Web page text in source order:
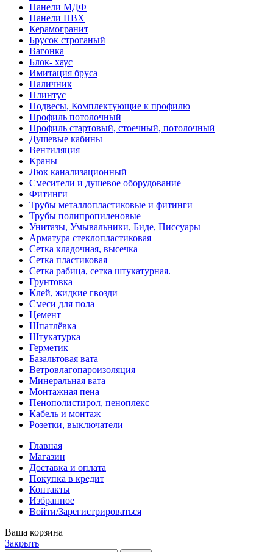
Панели МДФ
Панели ПВХ
Керамогранит
Брусок строганый
Вагонка
Блок- хаус
Имитация бруса
Наличник
Плинтус
Подвесы, Комплектующие к профилю
Профиль потолочный
Профиль стартовый, стоечный, потолочный
Душевые кабины
Вентиляция
Краны
Люк канализационный
Смесители и душевое оборудование
Фитинги
Трубы металлопластиковые и фитинги
Трубы полипропиленовые
Унитазы, Умывальники, Биде, Писсуары
Арматура стеклопластиковая
Сетка кладочная, высечка
Сетка пластиковая
Сетка рабица, сетка штукатурная.
Грунтовка
Клей, жидкие гвозди
Смеси для пола
Цемент
Шпатлёвка
Штукатурка
Герметик
Базальтовая вата
Ветровлагопароизоляция
Минеральная вата
Монтажная пена
Пенополистирол, пеноплекс
Кабель и монтаж
Розетки, выключатели
Главная
Магазин
Доставка и оплата
Покупка в кредит
Контакты
Избранное
Войти/Зарегистрироваться
Ваша корзина
Закрыть